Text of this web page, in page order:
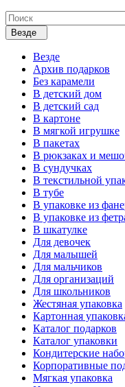
Везде
Везде
Архив подарков
Без карамели
В детский дом
В детский сад
В картоне
В мягкой игрушке
В пакетах
В рюкзаках и
В сундучках
В текстильной
В тубе
В упаковке из
В упаковке из
В шкатулке
Для девочек
Для малышей
Для мальчиков
Для организаций
Для школьников
Жестяная упаковка
Картонная
Каталог подарков
Каталог упаковки
Кондитерские
Корпоративные
Мягкая упаковка